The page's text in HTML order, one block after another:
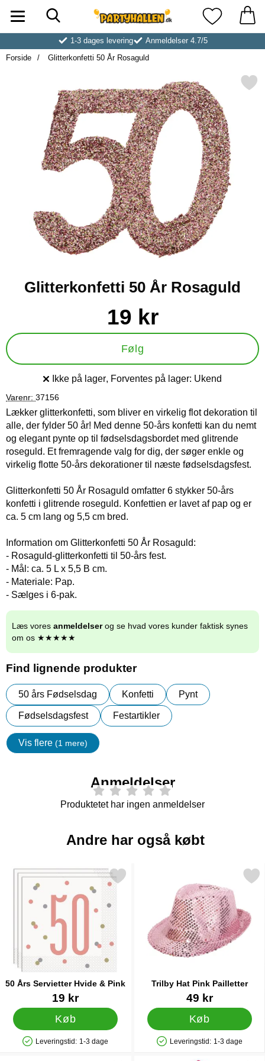
Startside for Partyhallen AB Mine
1-3 dages levering
Anmeldelser 4.7/5
Forside
Glitterkonfetti 50 År Rosaguld
Markér glitterkonfetti 50 År
Glitterkonfetti 50 År Rosaguld
Køb dette produkt Glitterkonfetti 50 År Rosaguld
pris
19 kr
Følg
Produkttilgængelighed:
Ikke på lager, Forventes på lager: Ukend
Varenr: 37156
Lækker glitterkonfetti, som bliver en virkelig flot dekoration til
alle, der fylder 50 år! Med denne 50-års konfetti kan du nemt
og elegant pynte op til fødselsdagsbordet med glitrende
roseguld. Et fremragende valg for dig, der søger enkle og
virkelig flotte 50-års dekorationer til næste fødselsdagsfest.
Glitterkonfetti 50 År Rosaguld omfatter 6 stykker 50-års
konfetti i glitrende roseguld. Konfettien er lavet af pap og er
ca. 5 cm lang og 5,5 cm bred.
Information om Glitterkonfetti 50 År Rosaguld:
- Rosaguld-glitterkonfetti til 50-års fest.
- Mål: ca. 5 L x 5,5 B cm.
- Materiale: Pap.
- Sælges i 6-pak.
Læs vores anmeldelserog se hvad vores kunder faktisk synes
om os ★★★★★
Find lignende produkter
50 års Fødselsdag Konfetti Pynt
Fødselsdagsfest Festartikler
Vis flere (1 mere)
Egenskaper
Anmeldelser
Produktetet har ingen anmeldelser
Andre har også købt
50 Års Servietter Hvide & Pink
Varenr 4165319 kr
Køb
Produkttilgængelighed: På lager
Leveringstid: 1-3 dage
Markér 50 Års Servietter Hvide & Pink som favorit
Trilby Hat Pink Pailletter
49 kr
Køb
Produkttilgængelighed: På lager
Leveringstid: 1-3 dage
Markér trilby Hat Pink